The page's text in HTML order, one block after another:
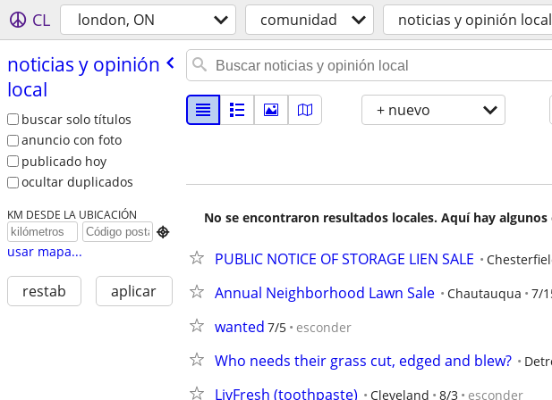
CL london, ON comunidad noticias y opinión local
noticias y opinión
local
buscar solo títulos
anuncio con foto
publicado hoy
ocultar duplicados
KM DESDE LA UBICACIÓN

usar mapa...
restab aplicar
+ nuevo
No se encontraron resultados locales. Aquí hay
PUBLIC NOTICE OF STORAGE LIEN SALE
Annual Neighborhood Lawn Sale Chautauqua 7/
wanted 7/5 esconder
Who needs their grass cut, edged and blew?
LivFresh (toothpaste) Cleveland 8/3 esconder